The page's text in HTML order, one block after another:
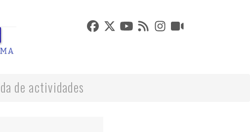
de actividades